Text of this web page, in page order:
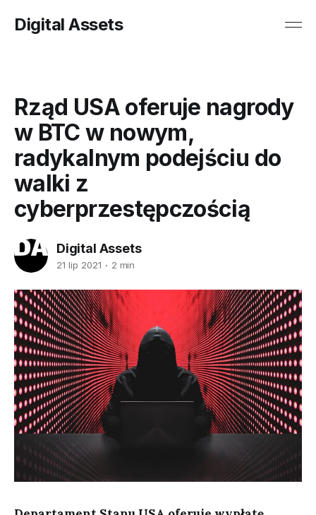
Digital Assets
Rząd USA oferuje nagrody
w BTC w nowym,
radykalnym podejściu do
walki z
cyberprzestępczością
Digital Assets
21 lip 2021 2 min